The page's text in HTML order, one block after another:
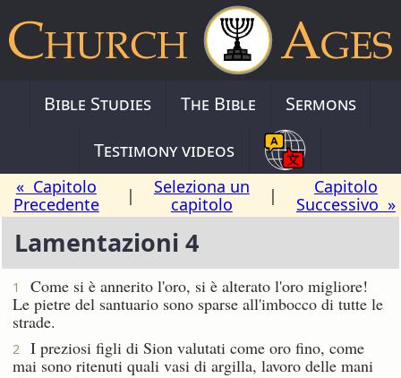
Bible Studies The Bible
Sermons
Testimony videos
« Capitolo
Precedente
|
Seleziona un
capitolo
|
Capitolo
Successivo »
Lamentazioni 4
1
Come si è annerito l'oro, si è alterato l'oro migliore!
Le pietre del santuario sono sparse all'imbocco di tutte le
strade.
2
I preziosi figli di Sion valutati come oro fino, come
mai sono ritenuti quali vasi di argilla, lavoro delle mani